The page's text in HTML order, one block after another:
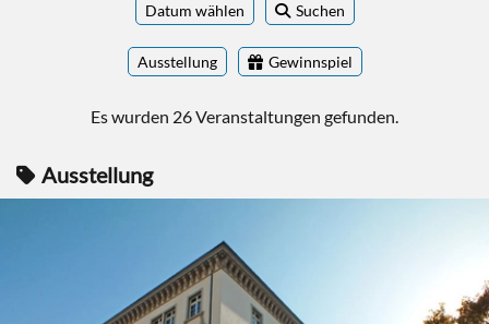
Datum wählen Suchen
Ausstellung Gewinnspiel
Es wurden 26 Veranstaltungen gefunden.
Ausstellung